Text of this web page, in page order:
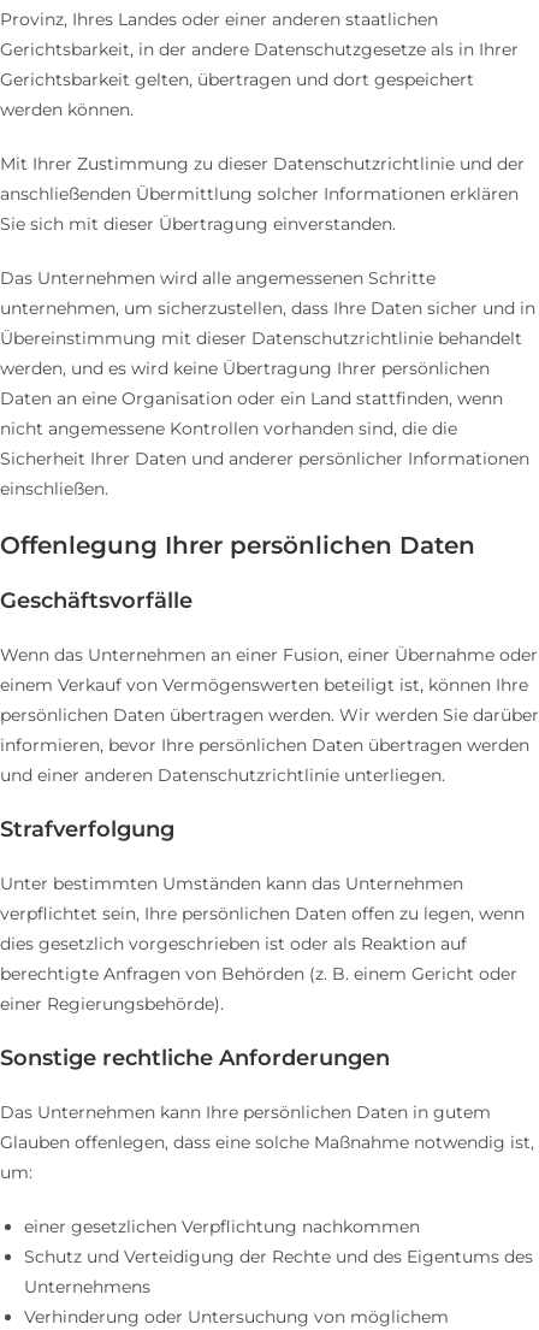
Provinz, Ihres Landes oder einer anderen staatlichen
Gerichtsbarkeit, in der andere Datenschutzgesetze als in Ihrer
Gerichtsbarkeit gelten, übertragen und dort gespeichert
werden können.
Mit Ihrer Zustimmung zu dieser Datenschutzrichtlinie und der
anschließenden Übermittlung solcher Informationen erklären
Sie sich mit dieser Übertragung einverstanden.
Das Unternehmen wird alle angemessenen Schritte
unternehmen, um sicherzustellen, dass Ihre Daten sicher und in
Übereinstimmung mit dieser Datenschutzrichtlinie behandelt
werden, und es wird keine Übertragung Ihrer persönlichen
Daten an eine Organisation oder ein Land stattfinden, wenn
nicht angemessene Kontrollen vorhanden sind, die die
Sicherheit Ihrer Daten und anderer persönlicher Informationen
einschließen.
Offenlegung Ihrer persönlichen Daten
Geschäftsvorfälle
Wenn das Unternehmen an einer Fusion, einer Übernahme oder
einem Verkauf von Vermögenswerten beteiligt ist, können Ihre
persönlichen Daten übertragen werden. Wir werden Sie darüber
informieren, bevor Ihre persönlichen Daten übertragen werden
und einer anderen Datenschutzrichtlinie unterliegen.
Strafverfolgung
Unter bestimmten Umständen kann das Unternehmen
verpflichtet sein, Ihre persönlichen Daten offen zu legen, wenn
dies gesetzlich vorgeschrieben ist oder als Reaktion auf
berechtigte Anfragen von Behörden (z. B. einem Gericht oder
einer Regierungsbehörde).
Sonstige rechtliche Anforderungen
Das Unternehmen kann Ihre persönlichen Daten in gutem
Glauben offenlegen, dass eine solche Maßnahme notwendig ist,
um:
einer gesetzlichen Verpflichtung nachkommen
Schutz und Verteidigung der Rechte und des Eigentums des
Unternehmens
Verhinderung oder Untersuchung von möglichem